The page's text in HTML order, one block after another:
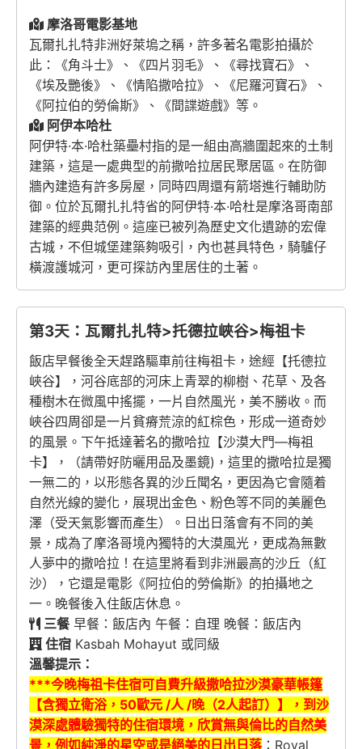
摩洛哥電影基地
瓦爾扎扎特非洲好萊塢之稱，許多著名電影拍攝於
此：《角斗士》、《四片羽毛》、《尋找寶石》、
《埃及艷後》、《情陷撒哈拉》、《尼羅河寶石》、
《阿拉伯的勞倫斯》、《間諜遊戲》等。
阿伊本哈杜
阿伊特·本·哈杜築壘村指的是一組由高牆圍起來的土制
建築，這是一處典型的前撒哈拉居民聚居區。在防御
牆內建造有許多房屋，同時四周還有箭塔進行輔助防
御。位於瓦爾扎扎特省的阿伊特·本·哈杜是摩洛哥南部
建築的經典范例。這座已被列為歷史文化遺跡的宏偉
古城，不但城堡建築夠吸引，內也甚具特色，騎驢仔
橫渡護城河，更可探訪內里居住的土著。
第3天：瓦爾扎扎特>托德拉峽谷>梅祖卡
飯店早餐後全天趕路驅車前往梅祖卡，途經【托德拉
峽谷】，河谷底部的河床上青翠的柳樹、花草、及各
種樹木在微風中搖擺，一片自然風光，美不勝收。而
峽谷四周卻是一片貧瘠荒涼的紅棕色，形成一道奇妙
的風景。下午抵達著名的撒哈拉【沙漠大門—梅祖
卡】，（請帶好防曬用品及墨鏡)，這里的撒哈拉是獨
一無二的，以形態各異的沙丘聞名，更因為它會隨着
自然光線的變化，展現出金色、粉色等不同的美麗色
澤（受天氣影響而產生）。日出日落會有不同的美
景，成為了摩洛哥境內獨特的大漠風光，更成為無數
人夢中的撒哈拉！在這里將看到非洲最高的沙丘（紅
沙），它還是電影《阿拉伯的勞倫斯》的拍攝地之
一。晚餐後入住飯店休息。
三餐早餐：飯店內 午餐：自理 晚餐：飯店內
住宿 Kasbah Mohayut 或同級
溫馨提示：
***今晚梅祖卡住宿可自費升級撒哈拉沙漠豪華帳篷
【含獨立衛浴，50歐元 /人 /晚（2人起訂）】
，到沙
漠深處體驗獨特的住宿環境，欣賞無與倫比的自然美
景，例如純淨的星空或是絕美的日出日落：Royal